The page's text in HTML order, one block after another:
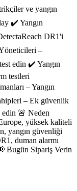
ve yangın
✔️ Yangın
DR1'i
–
edin ✔️ Yangın
testleri
– Yangın
– Ek güvenlik
edin 🚨 Neden
yüksek kaliteli
yangın güvenliği
duman alarmı
Bugün Sipariş Verin